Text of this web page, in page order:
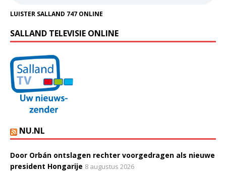
LUISTER SALLAND 747 ONLINE
SALLAND TELEVISIE ONLINE
NU.NL
Door Orbán ontslagen rechter voorgedragen als nieuwe
president Hongarije 8 augustus 2026